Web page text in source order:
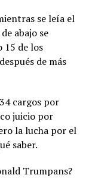
se leía el
abajo se
15 de los
de más
cargos por
juicio por
la lucha por el
saber.
Trumpans?